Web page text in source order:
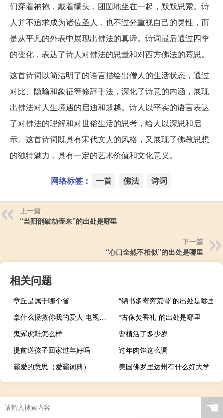
们穿着衲袍，戴着幪头，团圆地坐在一起，默默思索。诗
人并不追求成为诸位圣人，也不过分重视自己的灵性，而
是从平凡的外表中展现出佛法的真谛。诗词最后通过四季
的变化，表达了诗人对佛法的思量和对西方佛法的慕思。
这首诗词以简洁明了的语言描绘出僧人的生活状态，通过
对比、隐喻和象征等修辞手法，深化了诗意的内涵，展现
出佛法对人生境遇的启迪和超越。诗人以平实的语言表达
了对佛法的理解和对世俗生活的思考，给人以深思和启
示。这首诗词既具有宋代文人的风格，又展现了佛教思想
的独特魅力，具有一定的艺术价值和文化意义。
网络标签： 一首 佛法 诗词
上一篇
“当阳剖破劫壶来”的出处是哪里
下一篇
“心口全然不相似”的出处是哪里
相关问题
章丘是属于哪个省
“锦书多寄穷荒骨”的出处是哪里
拿什么拯救你我的爱人 电视剧（拿什么拯救你我的爱人）
“古像焚香礼”的出处是哪里
鬼冢虎鞋怎么样
曹植活了多少岁
提前送孩子回家过年好吗
过年肉馅这么调
霸爱的意思（爱霸词典）
美国佛罗里达州有什么好大学
☚